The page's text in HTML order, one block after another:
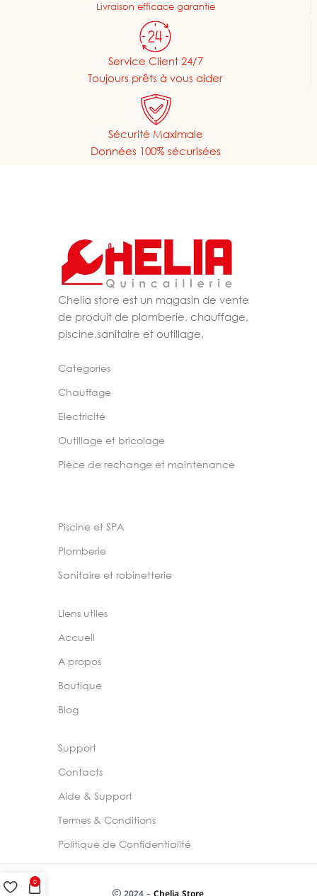
Livraison efficace garantie
Service Client 24/7
Toujours prêts à vous aider
Sécurité Maximale
Données 100% sécurisées
Chelia store est un magasin de vente
de produit de plomberie, chauffage,
piscine,sanitaire et outillage.
Categories
Chauffage
Electricité
Outillage et bricolage
Pièce de rechange et maintenance
Piscine et SPA
Plomberie
Sanitaire et robinetterie
Liens utiles
Accueil
A propos
Boutique
Blog
Support
Contacts
Aide & Support
Termes & Conditions
Politique de Confidentialité
0